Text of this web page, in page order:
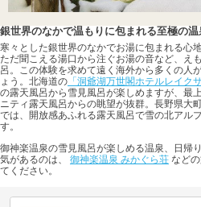
銀世界のなかで温もりに包まれる至極の温
寒々とした銀世界のなかでお湯に包まれる心
ただ聞こえる湯口から注ぐお湯の音など、え
呂。この体験を求めて遠く海外から多くの人
ょう。北海道の 「洞爺湖万世閣ホテルレイク
の露天風呂から雪見風呂が楽しめますが、最
ニティ露天風呂からの眺望が抜群。長野県大
では、開放感あふれる露天風呂で雪の北アル
す。
御神楽温泉の雪見風呂が楽しめる温泉、日帰
気があるのは、 御神楽温泉 みかぐら荘 など
てください。